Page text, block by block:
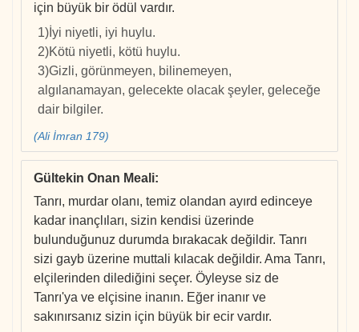
için büyük bir ödül vardır.
1)İyi niyetli, iyi huylu.
2)Kötü niyetli, kötü huylu.
3)Gizli, görünmeyen, bilinemeyen,
algılanamayan, gelecekte olacak şeyler, geleceğe
dair bilgiler.
(Ali İmran 179)
Gültekin Onan Meali:
Tanrı, murdar olanı, temiz olandan ayırd edinceye
kadar inançlıları, sizin kendisi üzerinde
bulunduğunuz durumda bırakacak değildir. Tanrı
sizi gayb üzerine muttali kılacak değildir. Ama Tanrı,
elçilerinden dilediğini seçer. Öyleyse siz de
Tanrı'ya ve elçisine inanın. Eğer inanır ve
sakınırsanız sizin için büyük bir ecir vardır.